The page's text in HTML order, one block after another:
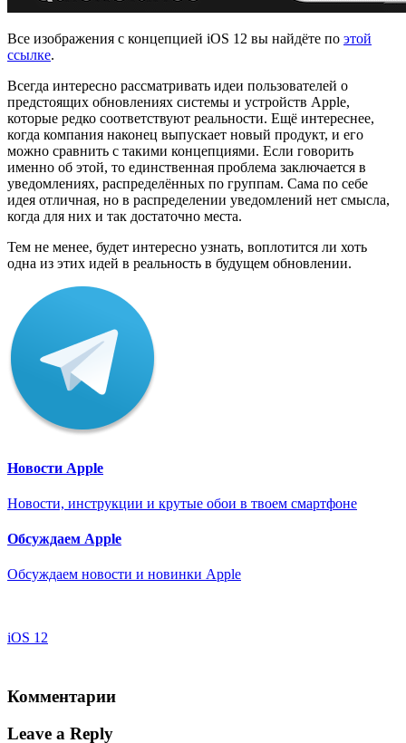
Все изображения с концепцией iOS 12 вы найдёте по этой
ссылке.
Всегда интересно рассматривать идеи пользователей о
предстоящих обновлениях системы и устройств Apple,
которые редко соответствуют реальности. Ещё интереснее,
когда компания наконец выпускает новый продукт, и его
можно сравнить с такими концепциями. Если говорить
именно об этой, то единственная проблема заключается в
уведомлениях, распределённых по группам. Сама по себе
идея отличная, но в распределении уведомлений нет смысла,
когда для них и так достаточно места.
Тем не менее, будет интересно узнать, воплотится ли хоть
одна из этих идей в реальность в будущем обновлении.
Новости Apple
Новости, инструкции и крутые обои в твоем смартфоне
Обсуждаем Apple
Обсуждаем новости и новинки Apple
iOS 12
Комментарии
Leave a Reply